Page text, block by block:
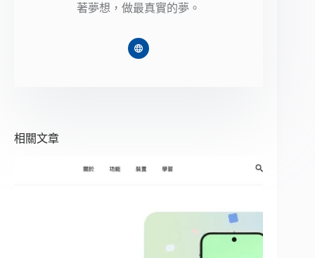
著夢想，做最真實的夢。
相關文章